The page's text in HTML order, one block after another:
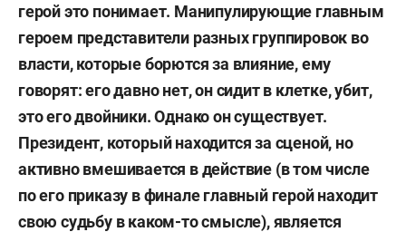
герой это понимает. Манипулирующие главным
героем представители разных группировок во
власти, которые борются за влияние, ему
говорят: его давно нет, он сидит в клетке, убит,
это его двойники. Однако он существует.
Президент, который находится за сценой, но
активно вмешивается в действие (в том числе
по его приказу в финале главный герой находит
свою судьбу в каком-то смысле), является